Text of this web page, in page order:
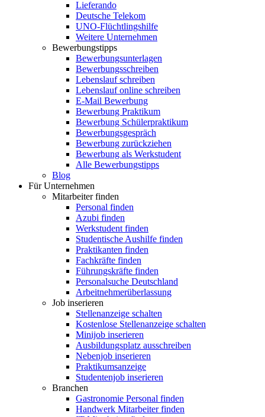
Lieferando
Deutsche Telekom
UNO-Flüchtlingshilfe
Weitere Unternehmen
Bewerbungstipps
Bewerbungsunterlagen
Bewerbungsschreiben
Lebenslauf schreiben
Lebenslauf online schreiben
E-Mail Bewerbung
Bewerbung Praktikum
Bewerbung Schülerpraktikum
Bewerbungsgespräch
Bewerbung zurückziehen
Bewerbung als Werkstudent
Alle Bewerbungstipps
Blog
Für Unternehmen
Mitarbeiter finden
Personal finden
Azubi finden
Werkstudent finden
Studentische Aushilfe finden
Praktikanten finden
Fachkräfte finden
Führungskräfte finden
Personalsuche Deutschland
Arbeitnehmerüberlassung
Job inserieren
Stellenanzeige schalten
Kostenlose Stellenanzeige schalten
Minijob inserieren
Ausbildungsplatz ausschreiben
Nebenjob inserieren
Praktikumsanzeige
Studentenjob inserieren
Branchen
Gastronomie Personal finden
Handwerk Mitarbeiter finden